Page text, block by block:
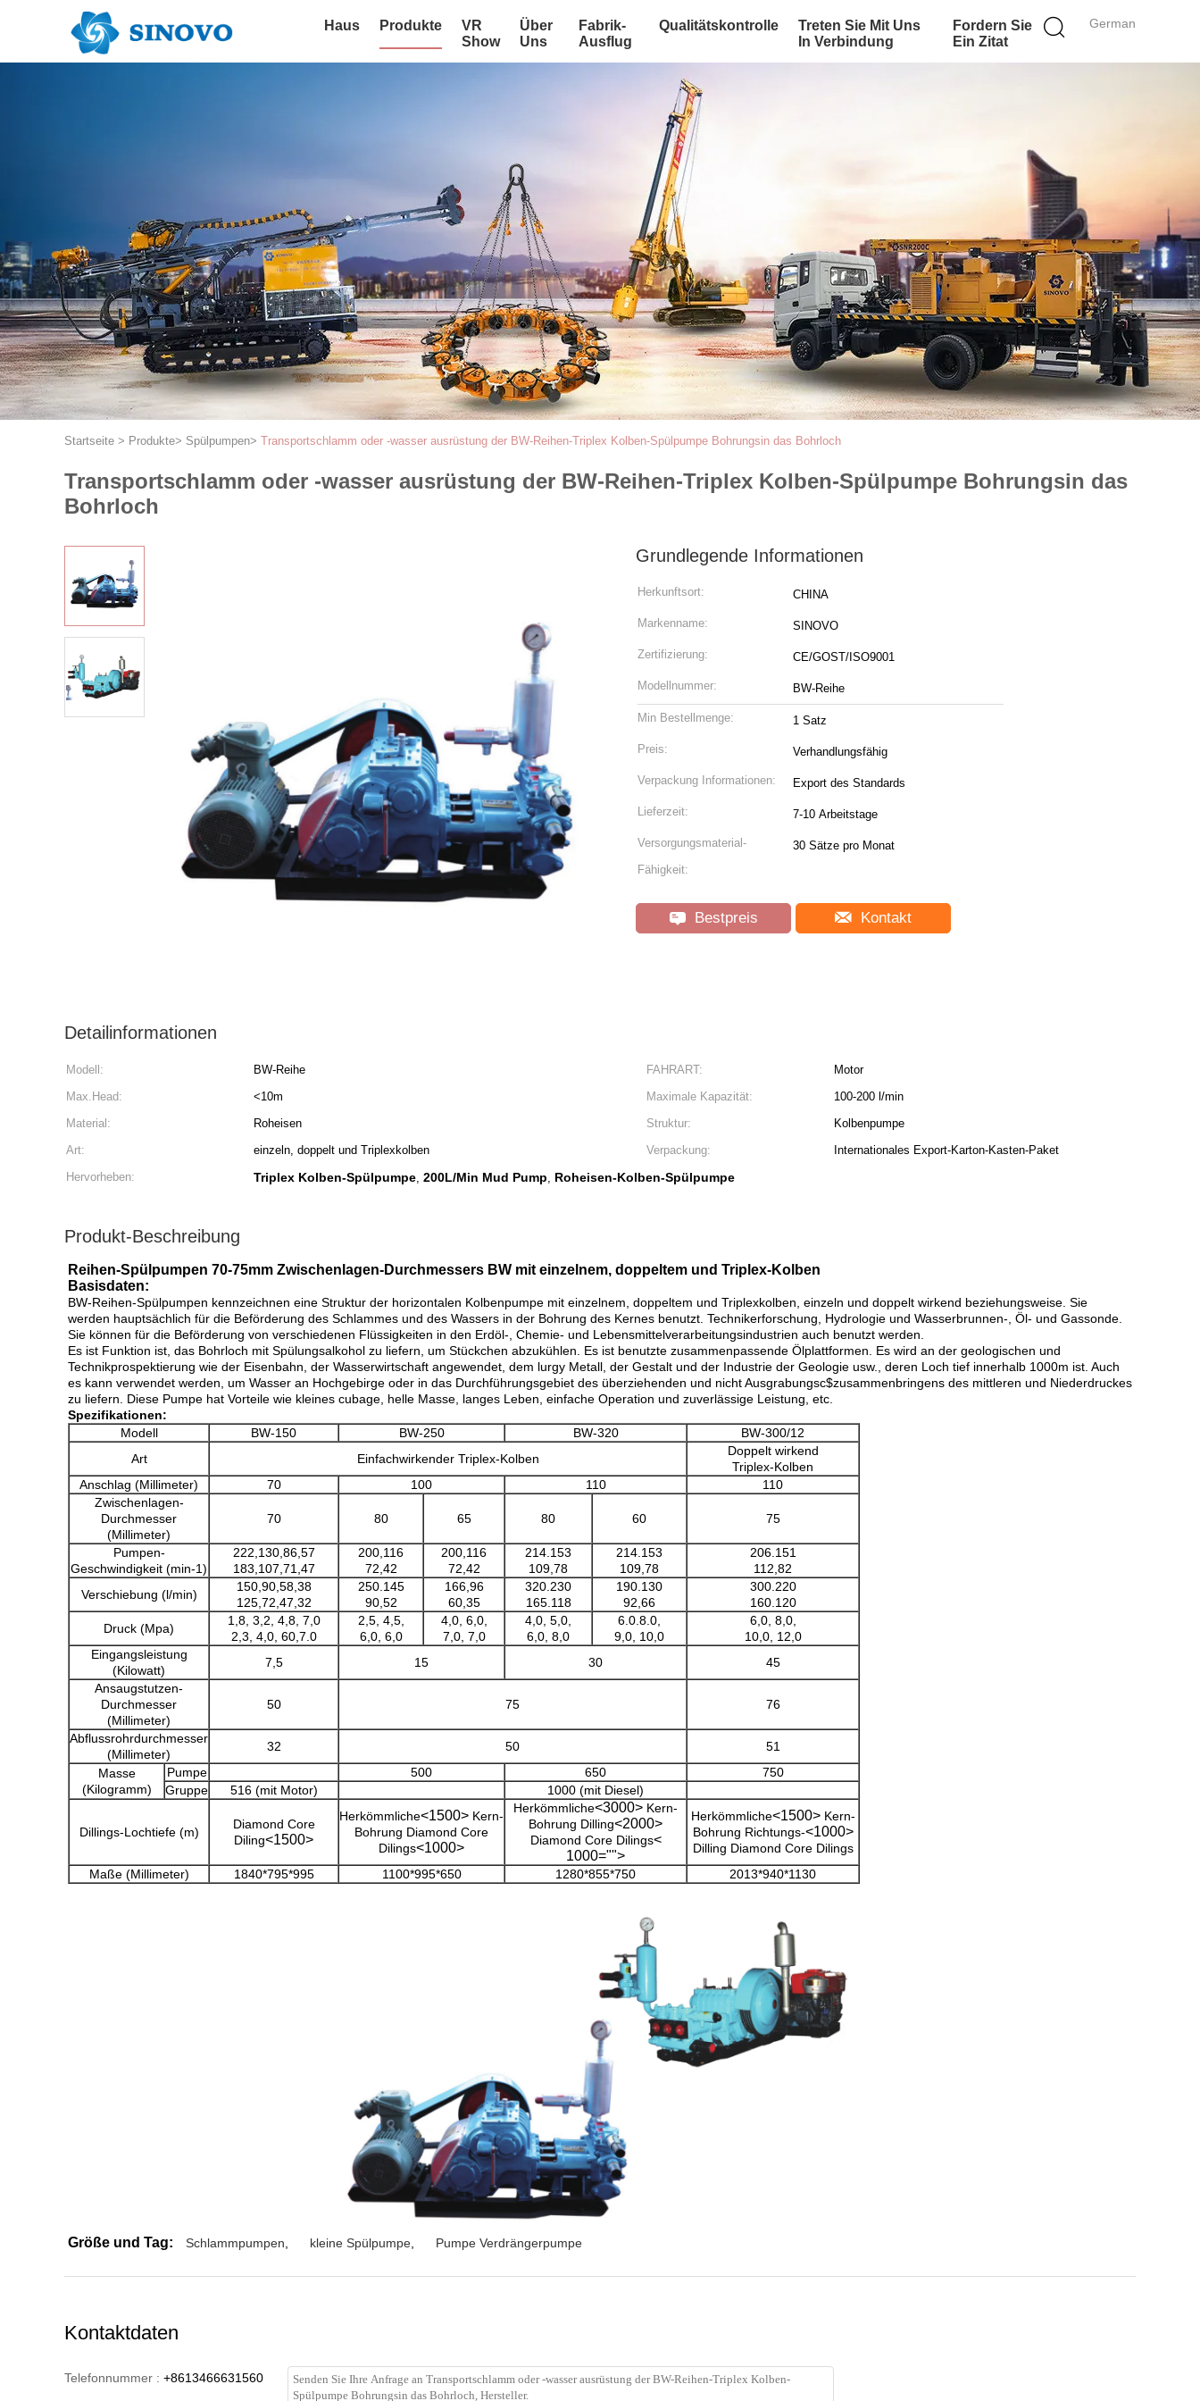
German
Haus Produkte
VR
Show
Über
Uns
Fabrik-
Ausflug
Qualitätskontrolle
Treten Sie Mit Uns
In Verbindung
Fordern Sie
Ein Zitat
Startseite > Produkte> Spülpumpen> Transportschlamm oder -wasser ausrüstung der BW-Reihen-Triplex Kolben-Spülpumpe Bohrungsin das Bohrloch
Transportschlamm oder -wasser ausrüstung der BW-Reihen-Triplex Kolben-Spülpumpe Bohrungsin das
Bohrloch
Grundlegende Informationen
Herkunftsort: CHINA
Markenname: SINOVO
Zertifizierung: CE/GOST/ISO9001
Modellnummer: BW-Reihe
Min Bestellmenge: 1 Satz
Preis: Verhandlungsfähig
Verpackung Informationen: Export des Standards
Lieferzeit: 7-10 Arbeitstage
Versorgungsmaterial-
Fähigkeit:
30 Sätze pro Monat
Bestpreis Kontakt
Detailinformationen
Modell: BW-Reihe FAHRART:
Motor
Max.Head:
<10m Maximale Kapazität:
100-200 l/min
Material:
Roheisen Struktur:
Kolbenpumpe
Art:
einzeln, doppelt und Triplexkolben Verpackung:
Internationales Export-Karton-Kasten-Paket
Hervorheben:
Triplex Kolben-Spülpumpe, 200L/Min Mud Pump, Roheisen-Kolben-Spülpumpe
Produkt-Beschreibung
Reihen-Spülpumpen 70-75mm Zwischenlagen-Durchmessers BW mit einzelnem, doppeltem und Triplex-Kolben
Basisdaten:
BW-Reihen-Spülpumpen kennzeichnen eine Struktur der horizontalen Kolbenpumpe mit einzelnem, doppeltem und Triplexkolben, einzeln und doppelt wirkend beziehungsweise. Sie
werden hauptsächlich für die Beförderung des Schlammes und des Wassers in der Bohrung des Kernes benutzt. Technikerforschung, Hydrologie und Wasserbrunnen-, Öl- und Gassonde.
Sie können für die Beförderung von verschiedenen Flüssigkeiten in den Erdöl-, Chemie- und Lebensmittelverarbeitungsindustrien auch benutzt werden.
Es ist Funktion ist, das Bohrloch mit Spülungsalkohol zu liefern, um Stückchen abzukühlen. Es ist benutzte zusammenpassende Ölplattformen. Es wird an der geologischen und
Technikprospektierung wie der Eisenbahn, der Wasserwirtschaft angewendet, dem lurgy Metall, der Gestalt und der Industrie der Geologie usw., deren Loch tief innerhalb 1000m ist. Auch
es kann verwendet werden, um Wasser an Hochgebirge oder in das Durchführungsgebiet des überziehenden und nicht Ausgrabungsc$zusammenbringens des mittleren und Niederdruckes
zu liefern. Diese Pumpe hat Vorteile wie kleines cubage, helle Masse, langes Leben, einfache Operation und zuverlässige Leistung, etc.
Spezifikationen:
Modell
BW-150 BW-250 BW-320
BW-300/12
Art
Einfachwirkender Triplex-Kolben
Doppelt wirkend
Triplex-Kolben
Anschlag (Millimeter)
70 100 110
110
Zwischenlagen-
Durchmesser
(Millimeter)
70 80 65 80 60 75
Pumpen-
Geschwindigkeit (min-1)
222,130,86,57
183,107,71,47
200,116
72,42
200,116
72,42
214.153
109,78
214.153
109,78
206.151
112,82
Verschiebung (l/min)
150,90,58,38
125,72,47,32
250.145
90,52
166,96
60,35
320.230
165.118
190.130
92,66
300.220
160.120
Druck (Mpa)
1,8, 3,2, 4,8, 7,0
2,3, 4,0, 60,7.0
2,5, 4,5,
6,0, 6,0
4,0, 6,0,
7,0, 7,0
4,0, 5,0,
6,0, 8,0
6.0.8.0,
9,0, 10,0
6,0, 8,0,
10,0, 12,0
Eingangsleistung
(Kilowatt)
7,5 15 30
45
Ansaugstutzen-
Durchmesser
(Millimeter)
50 75 76
Abflussrohrdurchmesser
(Millimeter)
32 50
51
Masse
(Kilogramm)
Pumpe 500 650
750
Gruppe
516 (mit Motor) 1000 (mit Diesel)
Dillings-Lochtiefe (m)
Diamond Core
Diling<1500>
Herkömmliche<1500> Kern-
Bohrung Diamond Core
Dilings<1000>
Herkömmliche<3000> Kern-
Bohrung Dilling<2000>
Diamond Core Dilings<
1000="">
Herkömmliche<1500> Kern-
Bohrung Richtungs-<1000>
Dilling Diamond Core Dilings
Maße (Millimeter)
1840*795*995 1100*995*650 1280*855*750 2013*940*1130
Größe und Tag: Schlammpumpen kleine Spülpumpe Pumpe Verdrängerpumpe
Kontaktdaten
Telefonnummer : +8613466631560